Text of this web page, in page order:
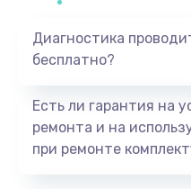
Диагностика
бесплатно?
Есть ли гарантия на
ремонта и на
при ремонте